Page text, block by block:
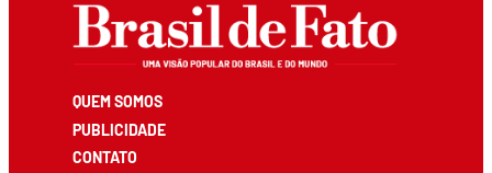
QUEM SOMOS
PUBLICIDADE
CONTATO